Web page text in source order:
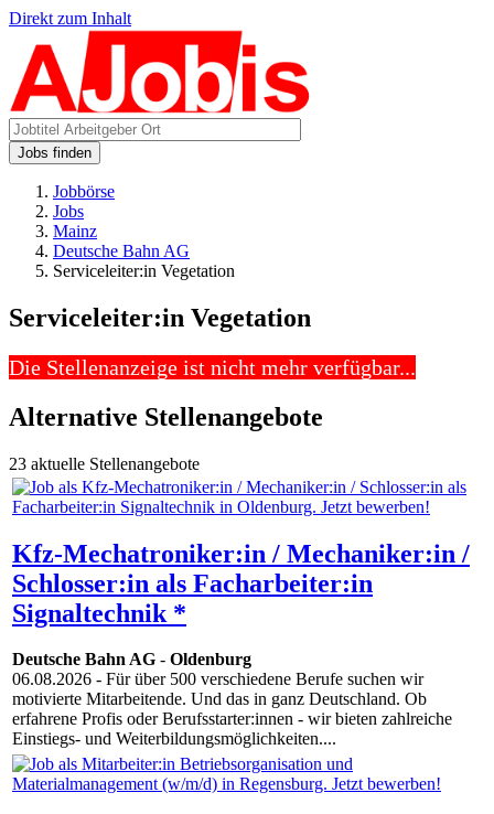
Direkt zum Inhalt
Jobs finden
Jobbörse
Jobs
Mainz
Deutsche Bahn AG
Serviceleiter:in Vegetation
Serviceleiter:in Vegetation
Die Stellenanzeige ist nicht mehr verfügbar...
Alternative Stellenangebote
23 aktuelle Stellenangebote
Kfz-Mechatroniker:in / Mechaniker:in /
Schlosser:in als Facharbeiter:in
Signaltechnik *
Deutsche Bahn AG - Oldenburg
06.08.2026 - Für über 500 verschiedene Berufe suchen wir
motivierte Mitarbeitende. Und das in ganz Deutschland. Ob
erfahrene Profis oder Berufsstarter:innen - wir bieten zahlreiche
Einstiegs- und Weiterbildungsmöglichkeiten....